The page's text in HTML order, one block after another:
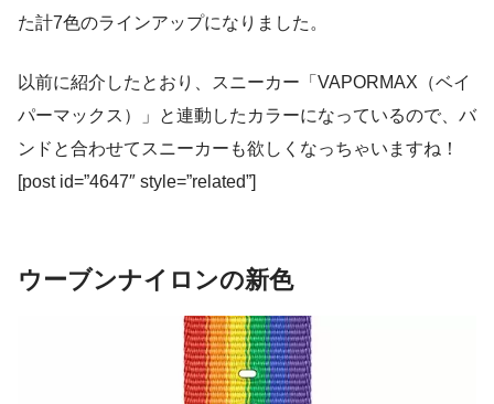
た計7色のラインアップになりました。
以前に紹介したとおり、スニーカー「VAPORMAX（ベイ
パーマックス）」と連動したカラーになっているので、バ
ンドと合わせてスニーカーも欲しくなっちゃいますね！
[post id=”4647″ style=”related”]
ウーブンナイロンの新色